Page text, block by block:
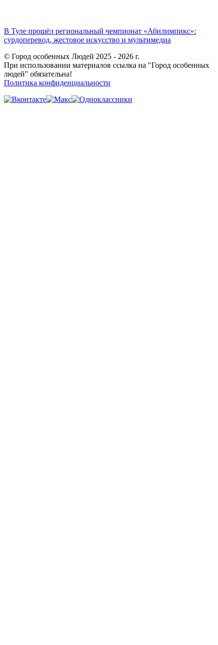
В Туле прошёл региональный чемпионат «Абилимпикс»:
сурдоперевод, жестовое искусство и мультимедиа
© Город особенных Людей 2025 - 2026 г.
При использовании материалов ссылка на "Город особенных
людей" обязательна!
Политика конфиденциальности